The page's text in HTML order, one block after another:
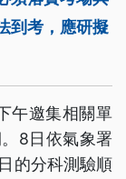
到考，應研擬
午邀集相關單
8日依氣象署
的分科測驗順